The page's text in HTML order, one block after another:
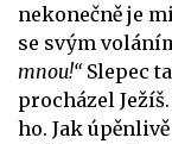
nekonečně je
se svým
mnou!“Slepec
procházel
ho. Jak